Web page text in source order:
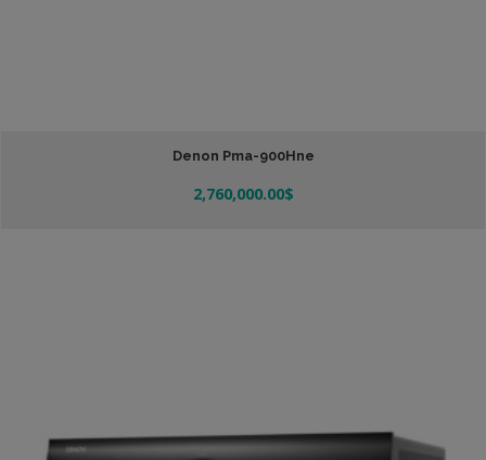
Denon Pma-900Hne
2,760,000.00$
Añadir Al Carrito